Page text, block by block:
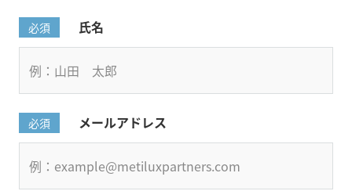
必須 氏名
必須 メールアドレス